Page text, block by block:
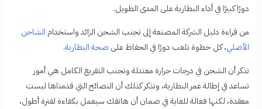
دورًا كبيرًا في أداء البطارية على المدى الطويل.
من قراءة دليل الشركة المصنعة إلى تجنب الشحن الزائد واستخدام الشاحن
الأصلي، كل خطوة تلعب دورًا في الحفاظ على صحة البطارية.
تذكر أن الشحن في درجات حرارة معتدلة وتجنب التفريغ الكامل هي أمور
تساعد في إطالة عمر البطارية، وتذكر كذلك أن النصائح التي قدمناها ليست
معقدة، لكنها فعالة للغاية في ضمان أن هاتفك سيعمل بكفاءة لفترة أطول،